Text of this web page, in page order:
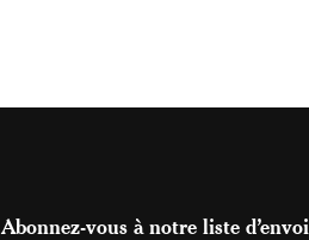
Abonnez-vous à notre liste d’envoi